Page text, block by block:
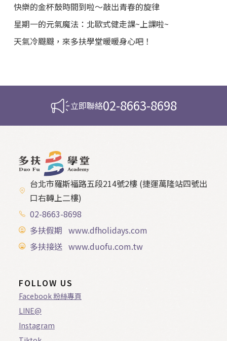
快樂的金杯鼓時間到啦～敲出青春的旋律
星期一的元氣魔法：北歐式健走課~上課啦~
天氣冷颼颼，來多扶學堂暖暖身心吧！
立即聯絡02-8663-8698
台北市羅斯福路五段214號2樓 (捷運萬隆站四號出
口右轉上二樓)
02-8663-8698
多扶假期 www.dfholidays.com
多扶接送 www.duofu.com.tw
FOLLOW US
Facebook 粉絲專頁
LINE@
Instagram